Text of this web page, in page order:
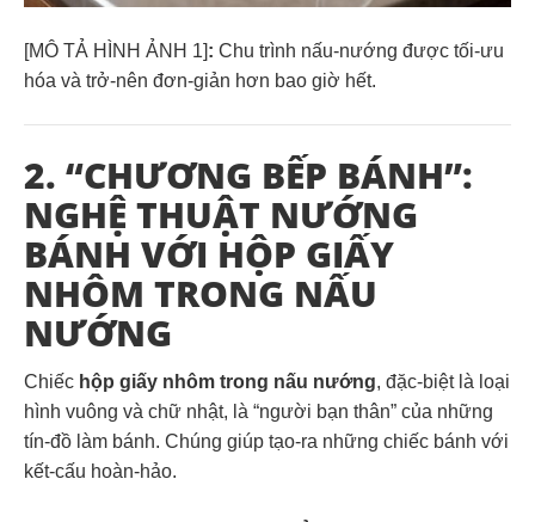
[MÔ TẢ HÌNH ẢNH 1]: Chu trình nấu-nướng được tối-ưu
hóa và trở-nên đơn-giản hơn bao giờ hết.
2. “CHƯƠNG BẾP BÁNH”:
NGHỆ THUẬT NƯỚNG
BÁNH VỚI HỘP GIẤY
NHÔM TRONG NẤU
NƯỚNG
Chiếc hộp giấy nhôm trong nấu nướng, đặc-biệt là loại
hình vuông và chữ nhật, là “người bạn thân” của những
tín-đồ làm bánh. Chúng giúp tạo-ra những chiếc bánh với
kết-cấu hoàn-hảo.